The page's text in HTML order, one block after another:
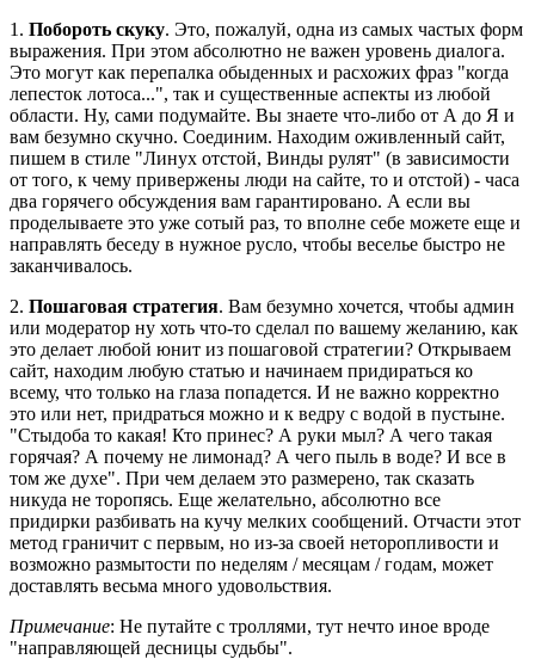
1. Побороть скуку. Это, пожалуй, одна из самых частых форм
выражения. При этом абсолютно не важен уровень диалога.
Это могут как перепалка обыденных и расхожих фраз "когда
лепесток лотоса...", так и существенные аспекты из любой
области. Ну, сами подумайте. Вы знаете что-либо от А до Я и
вам безумно скучно. Соединим. Находим оживленный сайт,
пишем в стиле "Линух отстой, Винды рулят" (в зависимости
от того, к чему привержены люди на сайте, то и отстой) - часа
два горячего обсуждения вам гарантировано. А если вы
проделываете это уже сотый раз, то вполне себе можете еще и
направлять беседу в нужное русло, чтобы веселье быстро не
заканчивалось.
2. Пошаговая стратегия. Вам безумно хочется, чтобы админ
или модератор ну хоть что-то сделал по вашему желанию, как
это делает любой юнит из пошаговой стратегии? Открываем
сайт, находим любую статью и начинаем придираться ко
всему, что только на глаза попадется. И не важно корректно
это или нет, придраться можно и к ведру с водой в пустыне.
"Стыдоба то какая! Кто принес? А руки мыл? А чего такая
горячая? А почему не лимонад? А чего пыль в воде? И все в
том же духе". При чем делаем это размерено, так сказать
никуда не торопясь. Еще желательно, абсолютно все
придирки разбивать на кучу мелких сообщений. Отчасти этот
метод граничит с первым, но из-за своей неторопливости и
возможно размытости по неделям / месяцам / годам, может
доставлять весьма много удовольствия.
Примечание: Не путайте с троллями, тут нечто иное вроде
"направляющей десницы судьбы".